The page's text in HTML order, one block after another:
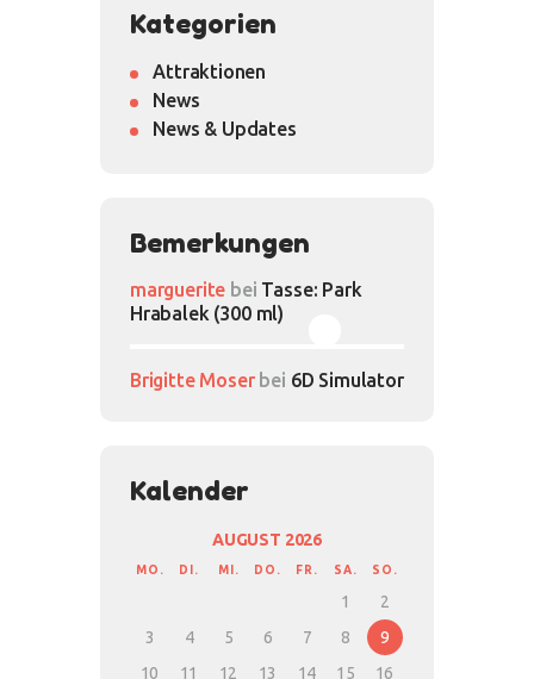
Kategorien
Attraktionen
News
News & Updates
Bemerkungen
marguerite bei Tasse: Park
Hrabalek (300 ml)
Brigitte Moserbei 6D Simulator
Kalender
AUGUST 2026
MO. DI. MI. DO. FR. SA. SO.
1
2
3
4 5 6 7 8
9
10
11 12 13 14 15
16